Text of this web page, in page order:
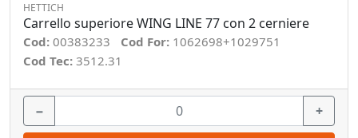
HETTICH
Carrello superiore WING LINE 77 con 2 cerniere
Cod: 00383233 Cod For: 1062698+1029751
Cod Tec: 3512.31
− +